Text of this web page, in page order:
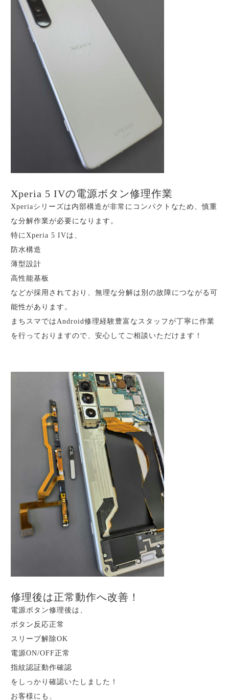
Xperia 5 IVの電源ボタン修理作業
Xperiaシリーズは内部構造が非常にコンパクトなため、慎重
な分解作業が必要になります。
特にXperia 5 IVは、
防水構造
薄型設計
高性能基板
などが採用されており、無理な分解は別の故障につながる可
能性があります。
まちスマではAndroid修理経験豊富なスタッフが丁寧に作業
を行っておりますので、安心してご相談いただけます！
修理後は正常動作へ改善！
電源ボタン修理後は、
ボタン反応正常
スリープ解除OK
電源ON/OFF正常
指紋認証動作確認
をしっかり確認いたしました！
お客様にも、